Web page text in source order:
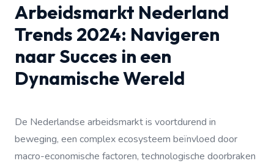
Arbeidsmarkt Nederland
Trends 2024: Navigeren
naar Succes in een
Dynamische Wereld
De Nederlandse arbeidsmarkt is voortdurend in
beweging, een complex ecosysteem beïnvloed door
macro-economische factoren, technologische doorbraken